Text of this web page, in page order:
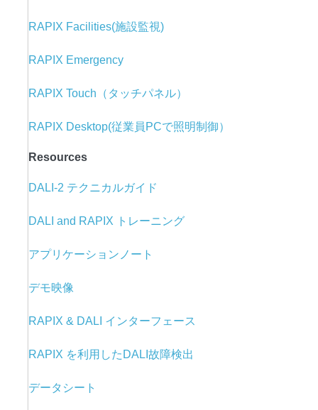
RAPIX Facilities(施設監視)
RAPIX Emergency
RAPIX Touch（タッチパネル）
RAPIX Desktop(従業員PCで照明制御）
Resources
DALI-2 テクニカルガイド
DALI and RAPIX トレーニング
アプリケーションノート
デモ映像
RAPIX & DALI インターフェース
RAPIX を利用した DALI故障検出
データシート